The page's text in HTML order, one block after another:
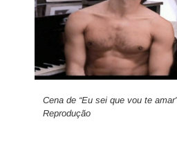
Cena de “Eu sei que vou te
Reprodução